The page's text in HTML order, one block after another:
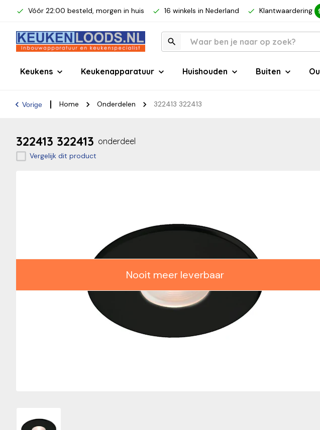
Vóór 22:00 besteld, morgen in huis 16 winkels in Nederland Klantwaardering
Keukens Keukenapparatuur Huishouden Buiten
Vorige Home Onderdelen 322413 322413
322413 322413 onderdeel
Vergelijk dit product
Nooit meer leverbaar